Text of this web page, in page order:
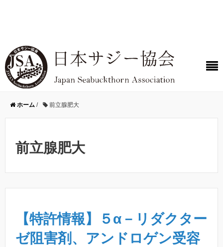
ホーム / 前立腺肥大
前立腺肥大
【特許情報】５α－リダクター
ゼ阻害剤、アンドロゲン受容